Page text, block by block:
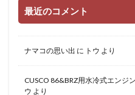
最近のコメント
ナマコの思い出 に トウ より
CUSCO 86&BRZ用水冷式エンジ
ウ より